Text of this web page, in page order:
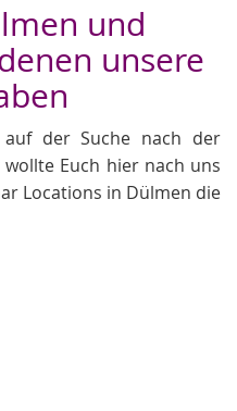
und
unsere
der Suche nach der
Euch hier nach uns
Locations in Dülmen die